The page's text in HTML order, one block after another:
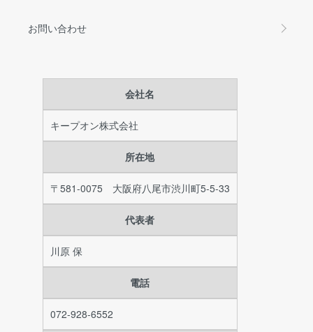
お問い合わせ
会社名
キープオン株式会社
所在地
〒581-0075 大阪府八尾市渋川町5-5-33
代表者
川原 保
電話
072-928-6552